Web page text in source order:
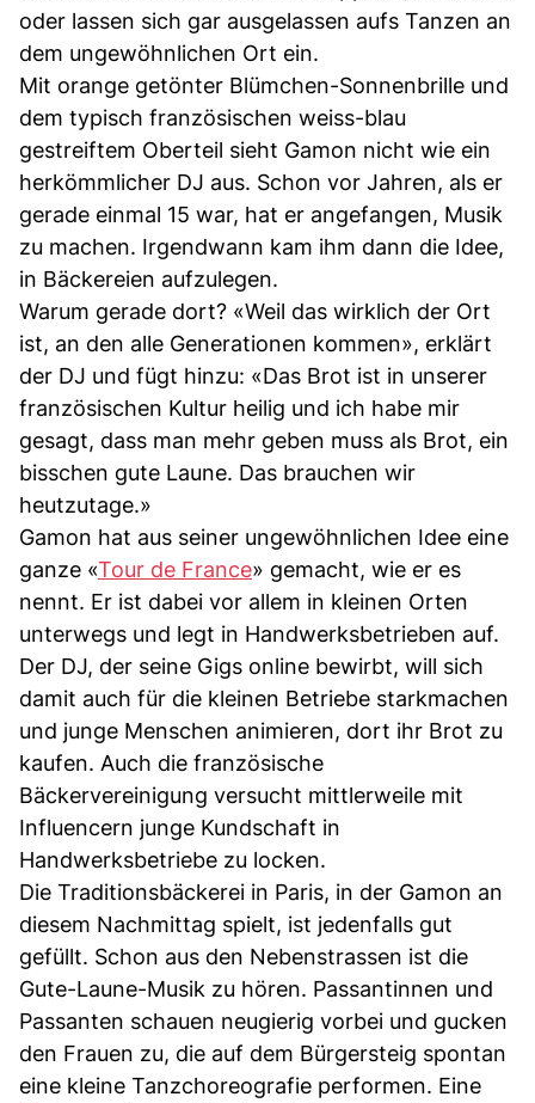
oder lassen sich gar ausgelassen aufs Tanzen an
dem ungewöhnlichen Ort ein.
Mit orange getönter Blümchen-Sonnenbrille und
dem typisch französischen weiss-blau
gestreiftem Oberteil sieht Gamon nicht wie ein
herkömmlicher DJ aus. Schon vor Jahren, als er
gerade einmal 15 war, hat er angefangen, Musik
zu machen. Irgendwann kam ihm dann die Idee,
in Bäckereien aufzulegen.
Warum gerade dort? «Weil das wirklich der Ort
ist, an den alle Generationen kommen», erklärt
der DJ und fügt hinzu: «Das Brot ist in unserer
französischen Kultur heilig und ich habe mir
gesagt, dass man mehr geben muss als Brot, ein
bisschen gute Laune. Das brauchen wir
heutzutage.»
Gamon hat aus seiner ungewöhnlichen Idee eine
ganze «Tour de France» gemacht, wie er es
nennt. Er ist dabei vor allem in kleinen Orten
unterwegs und legt in Handwerksbetrieben auf.
Der DJ, der seine Gigs online bewirbt, will sich
damit auch für die kleinen Betriebe starkmachen
und junge Menschen animieren, dort ihr Brot zu
kaufen. Auch die französische
Bäckervereinigung versucht mittlerweile mit
Influencern junge Kundschaft in
Handwerksbetriebe zu locken.
Die Traditionsbäckerei in Paris, in der Gamon an
diesem Nachmittag spielt, ist jedenfalls gut
gefüllt. Schon aus den Nebenstrassen ist die
Gute-Laune-Musik zu hören. Passantinnen und
Passanten schauen neugierig vorbei und gucken
den Frauen zu, die auf dem Bürgersteig spontan
eine kleine Tanzchoreografie performen. Eine